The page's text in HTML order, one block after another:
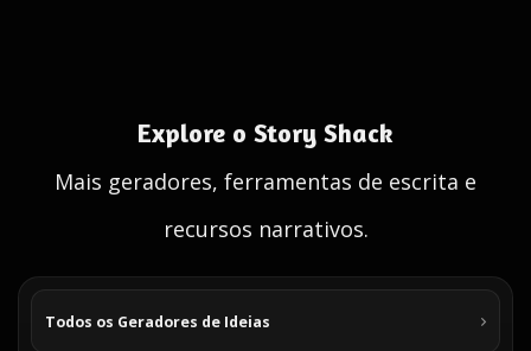
Explore o Story Shack
Mais geradores, ferramentas de escrita e
recursos narrativos.
Todos os Geradores de Ideias